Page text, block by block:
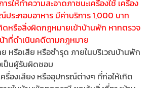
รให้ทำความสะอาดภาชนะเครื่องใช้ เครื่อง
ประกอบอาหาร มีค่าบริการ 1,000 บาท
ดหรือสิ่งผิดกฎหมายเข้าบ้านพัก หากตรวจ
าที่ดำเนินคดีตามกฎหมาย
หรือเสีย หรือชำรุด ภายในบริเวณบ้านพัก
ป็นผู้รับผิดชอบ
รื่องเสียง หรืออุปกรณ์ต่างๆ ที่ก่อให้เกิด